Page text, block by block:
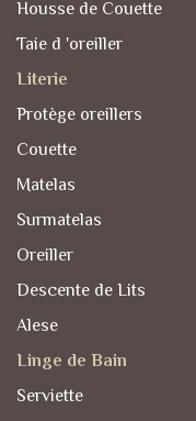
Housse de Couette
Taie d 'oreiller
Literie
Protège oreillers
Couette
Matelas
Surmatelas
Oreiller
Descente de Lits
Alese
Linge de Bain
Serviette